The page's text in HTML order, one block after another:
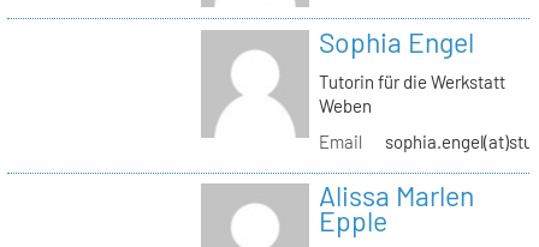
Sophia Engel
Tutorin für die Werkstatt
Weben
Email
Alissa Marlen
Epple